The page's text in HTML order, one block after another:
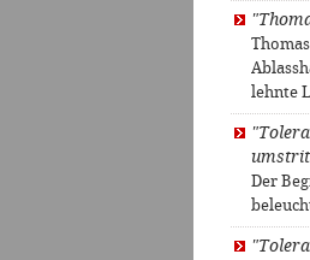
lehnte
Der